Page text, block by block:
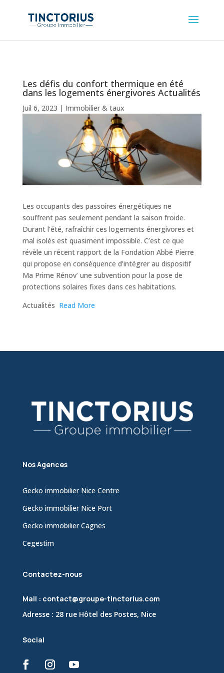
Les défis du confort thermique en été
dans les logements énergivores Actualités
Juil 6, 2023 | Immobilier & taux
Les occupants des passoires énergétiques ne
souffrent pas seulement pendant la saison froide.
Durant l’été, rafraîchir ces logements énergivores et
mal isolés est quasiment impossible. C’est ce que
révèle un récent rapport de la Fondation Abbé Pierre
qui propose en conséquence d’intégrer au dispositif
Ma Prime Rénov’ une subvention pour la pose de
protections solaires fixes dans ces habitations.
​Actualités Read More
Nos Agences
Gecko immobilier Nice Centre
Gecko immobilier Nice Port
Gecko immobilier Cagnes
Cegestim
Contactez-nous
Mail : contact@groupe-tinctorius.com
Adresse : 28 rue Hôtel des Postes, Nice
Social